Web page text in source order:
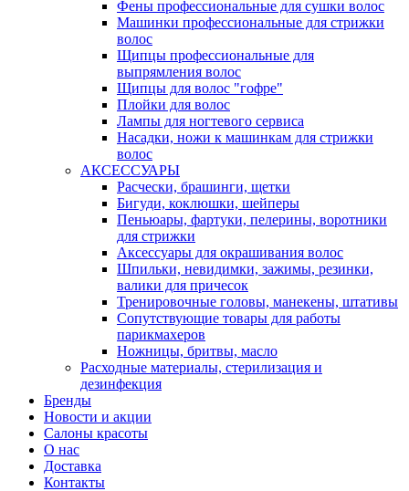
Фены профессиональные для сушки волос
Машинки профессиональные для стрижки
волос
Щипцы профессиональные для
выпрямления волос
Щипцы для волос "гофре"
Плойки для волос
Лампы для ногтевого сервиса
Насадки, ножи к машинкам для стрижки
волос
АКСЕССУАРЫ
Расчески, брашинги, щетки
Бигуди, коклюшки, шейперы
Пеньюары, фартуки, пелерины, воротники
для стрижки
Аксессуары для окрашивания волос
Шпильки, невидимки, зажимы, резинки,
валики для причесок
Тренировочные головы, манекены, штативы
Сопутствующие товары для работы
парикмахеров
Ножницы, бритвы, масло
Расходные материалы, стерилизация и
дезинфекция
Бренды
Новости и акции
Салоны красоты
О нас
Доставка
Контакты